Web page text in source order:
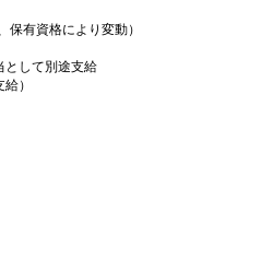
保有資格により変動）
として別途支給
）